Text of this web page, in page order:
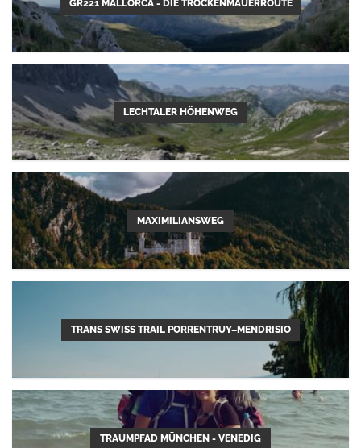
GR221 MALLORCA - DIE TROCKENMAUERROUTE
LECHTALER HÖHENWEG
MAXIMILIANSWEG
TRANS SWISS TRAIL PORRENTRUY–MENDRISIO
TRAUMPFAD MÜNCHEN - VENEDIG